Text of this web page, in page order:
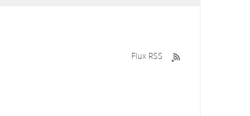
Flux RSS